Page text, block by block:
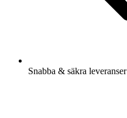
Snabba & säkra leveranser